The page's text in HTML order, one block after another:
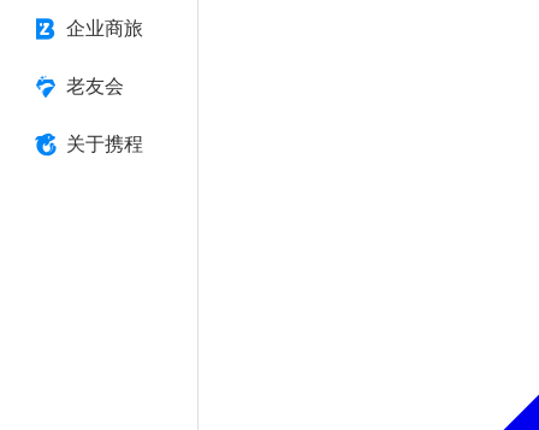
企业商旅
老友会
关于携程